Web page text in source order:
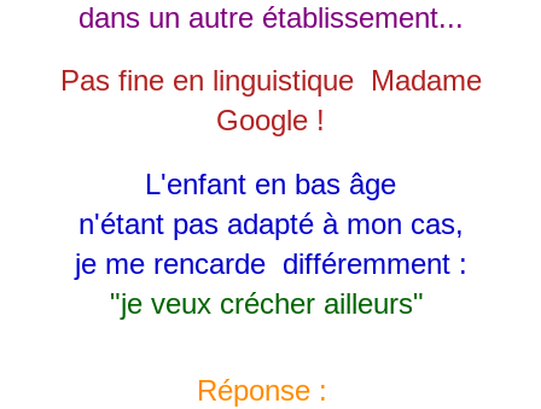
dans un autre établissement...
Pas fine en linguistique Madame
Google !
L'enfant en bas âge
n'étant pas adapté à mon cas,
je me rencarde différemment :
"je veux crécher ailleurs"
Réponse :